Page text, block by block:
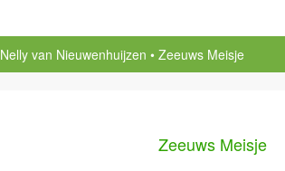
Nelly van Nieuwenhuijzen Zeeuws Meisje
Zeeuws Meisje